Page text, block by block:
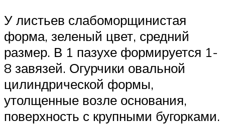
У листьев слабоморщинистая
форма, зеленый цвет, средний
размер. В 1 пазухе формируется 1-
8 завязей. Огурчики овальной
цилиндрической формы,
утолщенные возле основания,
поверхность с крупными бугорками.